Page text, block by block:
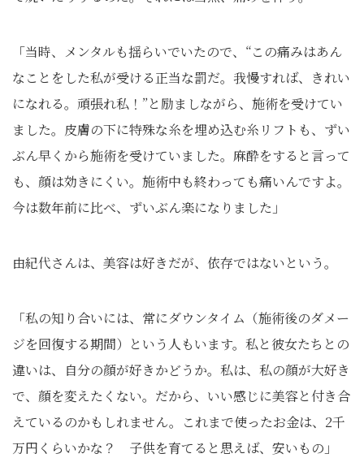
「当時、メンタルも揺らいでいたので、“この痛みはあん
なことをした私が受ける正当な罰だ。我慢すれば、きれい
になれる。頑張れ私！”と励ましながら、施術を受けてい
ました。皮膚の下に特殊な糸を埋め込む糸リフトも、ずい
ぶん早くから施術を受けていました。麻酔をすると言って
も、顔は効きにくい。施術中も終わっても痛いんですよ。
今は数年前に比べ、ずいぶん楽になりました」
由紀代さんは、美容は好きだが、依存ではないという。
「私の知り合いには、常にダウンタイム（施術後のダメー
ジを回復する期間）という人もいます。私と彼女たちとの
違いは、自分の顔が好きかどうか。私は、私の顔が大好き
で、顔を変えたくない。だから、いい感じに美容と付き合
えているのかもしれません。これまで使ったお金は、2千
万円くらいかな？ 子供を育てると思えば、安いもの」